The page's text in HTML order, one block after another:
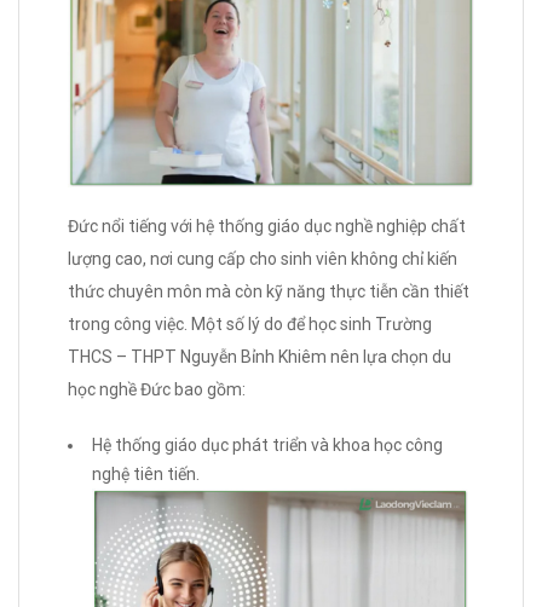
Đức nổi tiếng với hệ thống giáo dục nghề nghiệp chất
lượng cao, nơi cung cấp cho sinh viên không chỉ kiến
thức chuyên môn mà còn kỹ năng thực tiễn cần thiết
trong công việc. Một số lý do để học sinh Trường
THCS – THPT Nguyễn Bỉnh Khiêm nên lựa chọn du
học nghề Đức bao gồm:
Hệ thống giáo dục phát triển và khoa học công
nghệ tiên tiến.